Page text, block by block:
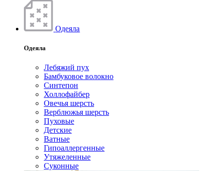
Одеяла
Одеяла
Лебяжий пух
Бамбуковое волокно
Синтепон
Холлофайбер
Овечья шерсть
Верблюжья шерсть
Пуховые
Детские
Ватные
Гипоаллергенные
Утяжеленные
Суконные